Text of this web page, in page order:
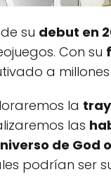
su debut en
Con su
a
la
las
de God
podrían ser